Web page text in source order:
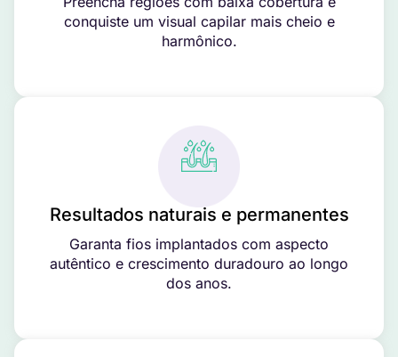
conquiste um visual capilar mais cheio e
harmônico.
Resultados naturais e permanentes
Garanta fios implantados com aspecto
autêntico e crescimento duradouro ao longo
dos anos.